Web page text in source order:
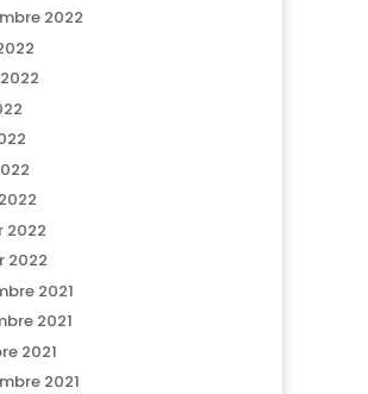
2022
2022
2022
2021
2021
2021
2021